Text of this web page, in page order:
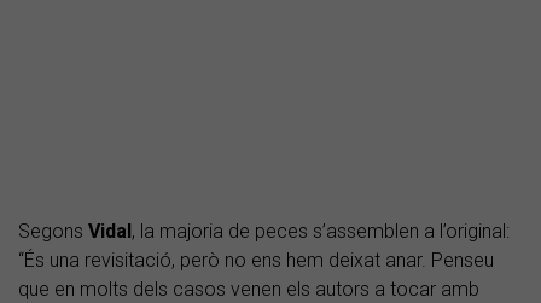
Segons Vidal , la majoria de peces s’assemblen a l’original:
“És una revisitació, però no ens hem deixat anar. Penseu
que en molts dels casos venen els autors a tocar amb